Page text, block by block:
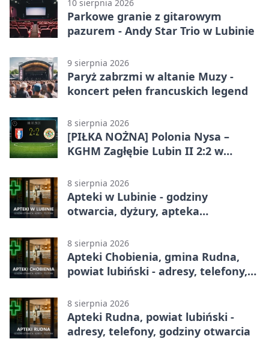
10 sierpnia 2026
Parkowe granie z gitarowym
pazurem - Andy Star Trio w Lubinie
9 sierpnia 2026
Paryż zabrzmi w altanie Muzy -
koncert pełen francuskich legend
8 sierpnia 2026
[PIŁKA NOŻNA] Polonia Nysa –
KGHM Zagłębie Lubin II 2:2 w
8 sierpnia 2026
Apteki w Lubinie - godziny
otwarcia, dyżury, apteka
8 sierpnia 2026
Apteki Chobienia, gmina Rudna,
powiat lubiński - adresy, telefony,
8 sierpnia 2026
Apteki Rudna, powiat lubiński -
adresy, telefony, godziny otwarcia